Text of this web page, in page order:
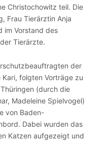
Christochowitz teil. Die
Frau Tierärztin Anja
im Vorstand des
Tierärzte.
der
Kari, folgten Vorträge zu
(durch die
Madeleine Spielvogel)
von Baden-
Dabei wurden das
Katzen aufgezeigt und